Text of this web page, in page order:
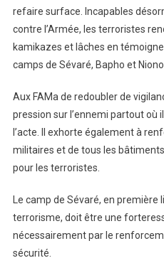
refaire surface. Incapables
contre l’Armée, les terroristes
kamikazes et lâches en
camps de Sévaré, Bapho et Niono.
Aux FAMa de redoubler de
pression sur l’ennemi partout où
l’acte. Il exhorte également à
militaires et de tous les
pour les terroristes.
Le camp de Sévaré, en
terrorisme, doit être une
nécessairement par le
sécurité.